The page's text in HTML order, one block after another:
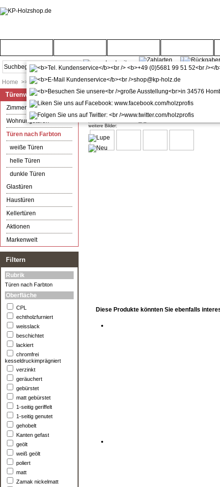
Home >> Türenwelt >> Türen nach Farbton
Zimmertür mit Zarge CPL
weitere Bilder:
Diese Produkte könnten Sie ebenfalls
Türenwelt
Zimmertüren
Wohnungstüren
Türen nach Farbton
weiße Türen
helle Türen
dunkle Türen
Glastüren
Haustüren
Kellertüren
Aktionen
Markenwelt
Filtern
Rubrik
Türen nach Farbton
Oberfläche
CPL
echtholzfurniert
weisslack
beschichtet
lackiert
chromfrei
kesseldruckimprägniert
verzinkt
geräuchert
gebürstet
matt gebürstet
1-seitig geriffelt
1-seitig genutet
gehobelt
Kanten gefast
geölt
weiß geölt
poliert
matt
Zamak nickelmatt